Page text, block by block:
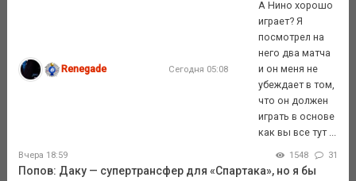
Renegade Сегодня 05:08
А Нино хорошо
играет? Я
посмотрел на
него два матча
и он меня не
убеждает в том,
что он должен
играть в основе
как вы все тут ...
Вчера 18:59 1548 31
Попов: Даку — супертрансфер для «Спартака», но я бы